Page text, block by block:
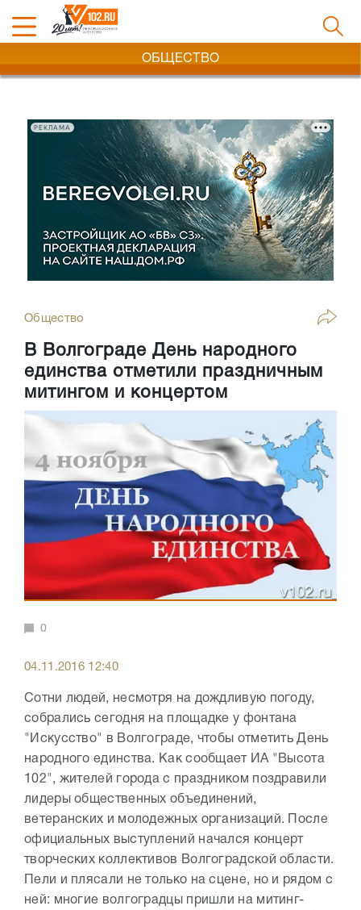
ОБЩЕСТВО
РЕКЛАМА
Общество
В Волгограде День народного
единства отметили праздничным
митингом и концертом
0
04.11.2016 12:40
Сотни людей, несмотря на дождливую погоду,
собрались сегодня на площадке у фонтана
"Искусство" в Волгограде, чтобы отметить День
народного единства. Как сообщает ИА "Высота
102", жителей города с праздником поздравили
лидеры общественных объединений,
ветеранских и молодежных организаций. После
официальных выступлений начался концерт
творческих коллективов Волгоградской области.
Пели и плясали не только на сцене, но и рядом с
ней: многие волгоградцы пришли на митинг-